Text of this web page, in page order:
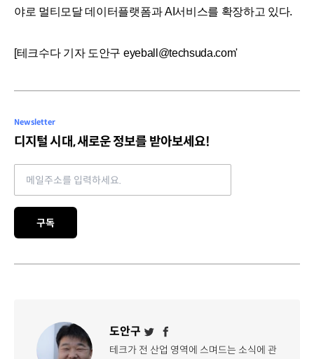
야로 멀티모달 데이터플랫폼과 AI서비스를 확장하고 있다.
[테크수다 기자 도안구 eyeball@techsuda.com'
Newsletter
디지털 시대, 새로운 정보를 받아보세요!
Email address
구독
도안구
테크가 전 산업 영역에 스며드는 소식에 관